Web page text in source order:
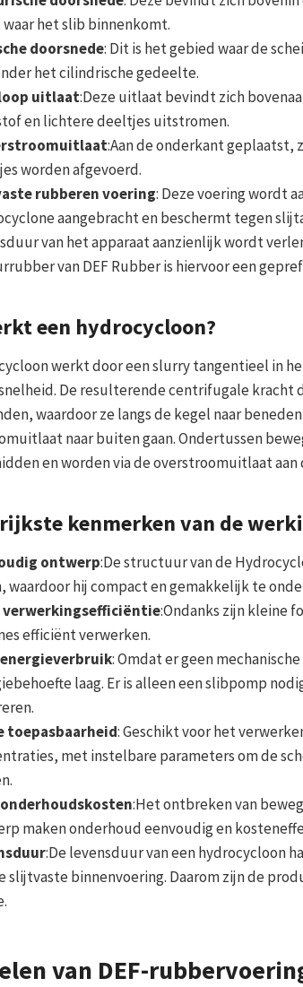
het slib binnenkomt.
doorsnede: Dit is het gebied waar de
het cilindrische gedeelte.
uitlaat:Deze uitlaat bevindt zich
en lichtere deeltjes uitstromen.
:Aan de onderkant geplaatst,
worden afgevoerd.
rubberen voering: Deze voering wordt
aangebracht en beschermt tegen
van het apparaat aanzienlijk wordt
van DEF Rubber is hiervoor een
een hydrocycloon?
werkt door een slurry tangentieel in
De resulterende centrifugale kracht
waardoor ze langs de kegel naar
naar buiten gaan. Ondertussen
en worden via de overstroomuitlaat
kenmerken van de
ontwerp:De structuur van de
waardoor hij compact en gemakkelijk te
verwerkingsefficiëntie:Ondanks zijn kleine
efficiënt verwerken.
energieverbruik: Omdat er geen
laag. Er is alleen een slibpomp
toepasbaarheid: Geschikt voor het
met instelbare parameters om de
:Het ontbreken van
maken onderhoud eenvoudig en
:De levensduur van een hydrocycloon
slijtvaste binnenvoering. Daarom zijn de
van DEF-